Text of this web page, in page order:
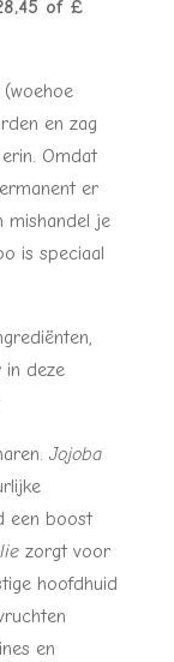
of £
en zag
Omdat
er
mishandel je
is speciaal
in deze
Jojoba
een boost
zorgt voor
hoofdhuid
en